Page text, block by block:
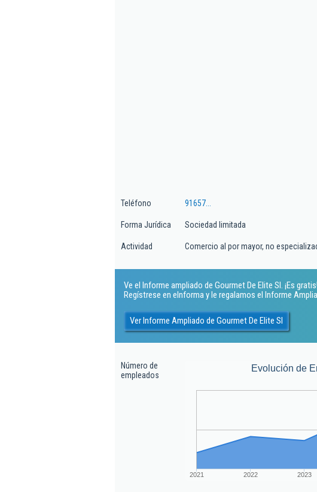
Teléfono 91657...
Forma Jurídica Sociedad limitada
Actividad Comercio al por mayor, no
Ve el Informe ampliado de Gourmet De Elite Sl. ¡Es gratis!
Regístrese en eInforma y le regalamos el Informe
Ver Informe Ampliado de Gourmet De Elite Sl
Número de
empleados
Evolución de
2021 2022 2023